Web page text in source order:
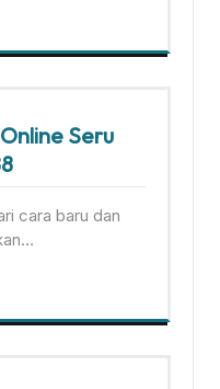
Seru
cara baru dan